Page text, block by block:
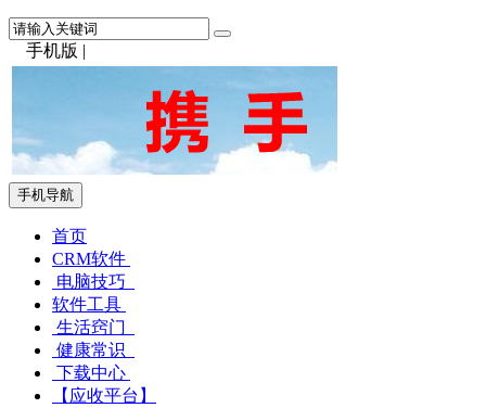
手机版 |
手机导航
首页
CRM软件
电脑技巧
软件工具
生活窍门
健康常识
下载中心
【应收平台】